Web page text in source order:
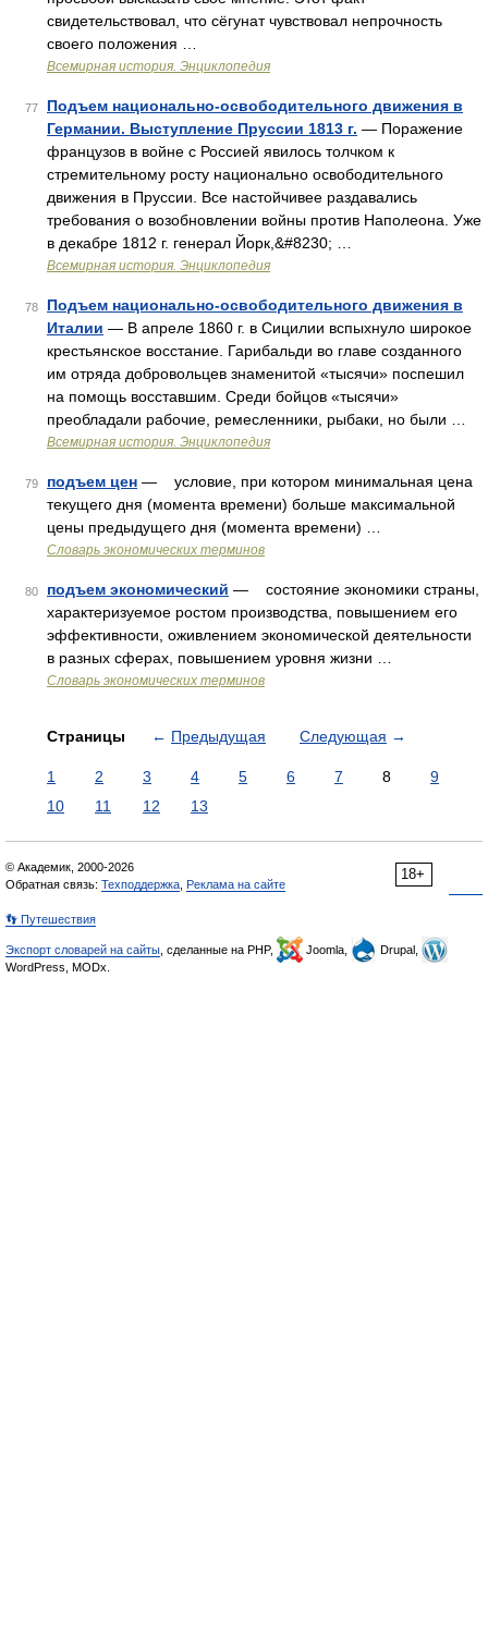
свидетельствовал, что сёгунат чувствовал непрочность
своего положения …
Всемирная история. Энциклопедия
77
Подъем национально-освободительного движения в
Германии. Выступление Пруссии 1813 г. — Поражение
французов в войне с Россией явилось толчком к
стремительному росту национально освободительного
движения в Пруссии. Все настойчивее раздавались
требования о возобновлении войны против Наполеона. Уже
в декабре 1812 г. генерал Йорк,&#8230; …
Всемирная история. Энциклопедия
78
Подъем национально-освободительного движения в
Италии — В апреле 1860 г. в Сицилии вспыхнуло широкое
крестьянское восстание. Гарибальди во главе созданного
им отряда добровольцев знаменитой «тысячи» поспешил
на помощь восставшим. Среди бойцов «тысячи»
преобладали рабочие, ремесленники, рыбаки, но были …
Всемирная история. Энциклопедия
79 подъем цен — условие, при котором минимальная цена
текущего дня (момента времени) больше максимальной
цены предыдущего дня (момента времени) …
Словарь экономических терминов
80 подъем экономический — состояние экономики страны,
характеризуемое ростом производства, повышением его
эффективности, оживлением экономической деятельности
в разных сферах, повышением уровня жизни …
Словарь экономических терминов
Страницы ← Предыдущая Следующая →
1 2 3 4 5 6 7 8
9
10
11 12 13
18+
© Академик, 2000-2026
Обратная связь: Техподдержка Реклама на сайте
👣 Путешествия
Экспорт словарей на сайты , сделанные на PHP, Joomla,
Drupal,
WordPress, MODx.